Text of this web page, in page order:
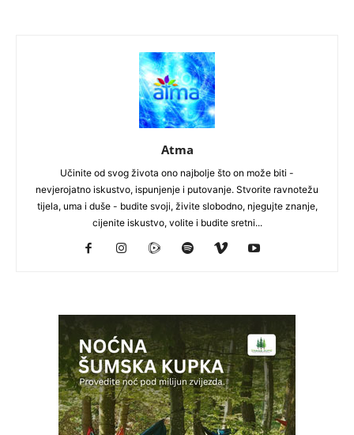
Atma
Učinite od svog života ono najbolje što on može biti -
nevjerojatno iskustvo, ispunjenje i putovanje. Stvorite ravnotežu
tijela, uma i duše - budite svoji, živite slobodno, njegujte znanje,
cijenite iskustvo, volite i budite sretni...